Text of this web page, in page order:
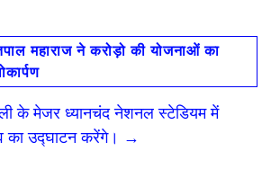
ar
e
महाराज ने करोड़ो की योजनाओं का
के मेजर ध्यानचंद नेशनल स्टेडियम में
का उद्घाटन करेंगे। →